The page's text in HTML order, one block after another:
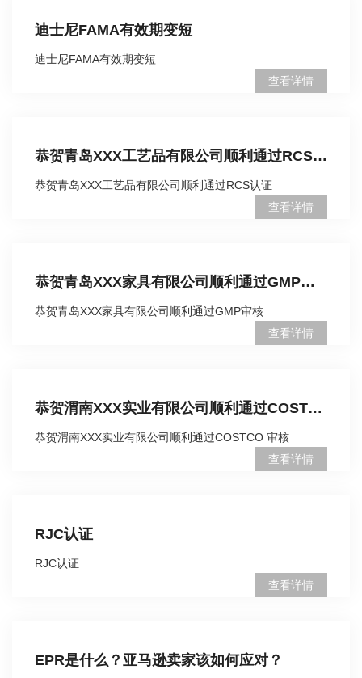
迪士尼FAMA有效期变短
迪士尼FAMA有效期变短
查看详情
恭贺青岛XXX工艺品有限公司顺利通过RCS认证
恭贺青岛XXX工艺品有限公司顺利通过RCS认证
查看详情
恭贺青岛XXX家具有限公司顺利通过GMP审核
恭贺青岛XXX家具有限公司顺利通过GMP审核
查看详情
恭贺渭南XXX实业有限公司顺利通过COSTCO 审核
恭贺渭南XXX实业有限公司顺利通过COSTCO 审核
查看详情
RJC认证
RJC认证
查看详情
EPR是什么？亚马逊卖家该如何应对？